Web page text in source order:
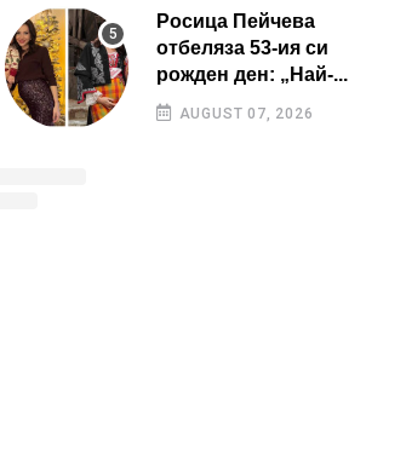
Росица Пейчева
отбеляза 53-ия си
рожден ден: „Най-...
AUGUST 07, 2026